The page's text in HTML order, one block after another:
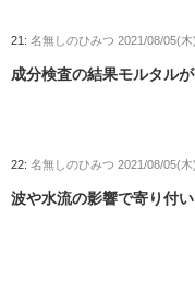
21: 名無しのひみつ 2021/08/05(
成分検査の結果モルタル
22: 名無しのひみつ 2021/08/05(
波や水流の影響で寄り付い